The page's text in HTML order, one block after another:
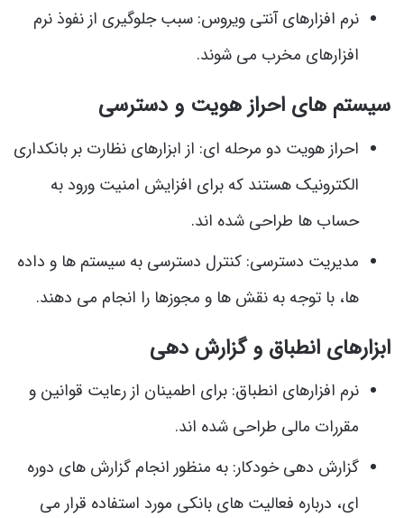
نرم افزارهای آنتی ویروس: سبب جلوگیری از نفوذ نرم
افزارهای مخرب می شوند.
سیستم‌ های احراز هویت و دسترسی
احراز هویت دو مرحله ای: از ابزارهای نظارت بر بانکداری
الکترونیک هستند که برای افزایش امنیت ورود به
حساب ها طراحی شده اند.
مدیریت دسترسی: کنترل دسترسی به سیستم ها و داده
ها، با توجه به نقش ها و مجوزها را انجام می دهند.
ابزارهای انطباق و گزارش دهی
نرم افزارهای انطباق: برای اطمینان از رعایت قوانین و
مقررات مالی طراحی شده اند.
گزارش دهی خودکار: به منظور انجام گزارش های دوره
ای، درباره فعالیت های بانکی مورد استفاده قرار می